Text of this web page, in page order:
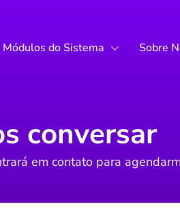
Módulos do Sistema Sobre
conversar
em contato para